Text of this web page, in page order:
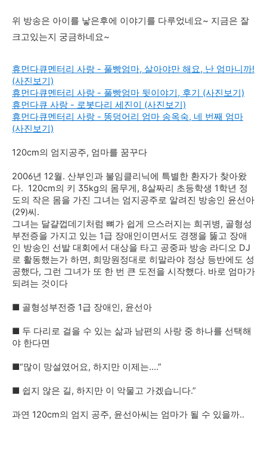
위 방송은 아이를 낳은후에 이야기를 다루었네요~ 지금은 잘
크고있는지 궁금하네요~
휴먼다큐멘터리 사랑 - 풀빵엄마, 살아야만 해요, 난 엄마니까!
(사진보기)
휴먼다큐멘터리 사랑 - 풀빵엄마 뒷이야기, 후기 (사진보기)
휴먼다큐 사랑 - 로봇다리 세진이 (사진보기)
휴먼다큐멘터리 사랑 - 똥덩어리 엄마 송옥숙, 네 번째 엄마
(사진보기)
120cm의 엄지공주, 엄마를 꿈꾸다
2006년 12월. 산부인과 불임클리닉에 특별한 환자가 찾아왔
다. 120cm의 키 35kg의 몸무게, 8살짜리 초등학생 1학년 정
도의 작은 몸을 가진 그녀는 엄지공주로 알려진 방송인 윤선아
(29)씨.
그녀는 달걀껍데기처럼 뼈가 쉽게 으스러지는 희귀병, 골형성
부전증을 가지고 있는 1급 장애인이면서도 경쟁을 뚫고 장애
인 방송인 선발 대회에서 대상을 타고 공중파 방송 라디오 DJ
로 활동했는가 하면, 희망원정대로 히말라야 정상 등반에도 성
공했다, 그런 그녀가 또 한 번 큰 도전을 시작했다. 바로 엄마가
되려는 것이다
■ 골형성부전증 1급 장애인, 윤선아
■ 두 다리로 걸을 수 있는 삶과 남편의 사랑 중 하나를 선택해
야 한다면
■“많이 망설였어요, 하지만 이제는....”
■ 쉽지 않은 길, 하지만 이 악물고 가겠습니다.”
과연 120cm의 엄지 공주, 윤선아씨는 엄마가 될 수 있을까..